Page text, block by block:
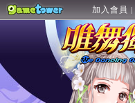
加入會員 |